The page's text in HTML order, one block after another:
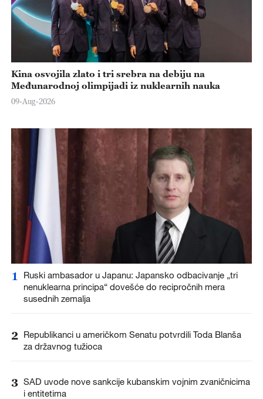
Kina osvojila zlato i tri srebra na debiju na
Međunarodnoj olimpijadi iz nuklearnih nauka
09-Aug-2026
1
Ruski ambasador u Japanu: Japansko odbacivanje „tri
nenuklearna principa“ dovešće do recipročnih mera
susednih zemalja
2 Republikanci u američkom Senatu potvrdili Toda Blanša
za državnog tužioca
3 SAD uvode nove sankcije kubanskim vojnim zvaničnicima
i entitetima